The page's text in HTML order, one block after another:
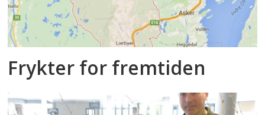
Frykter for fremtiden